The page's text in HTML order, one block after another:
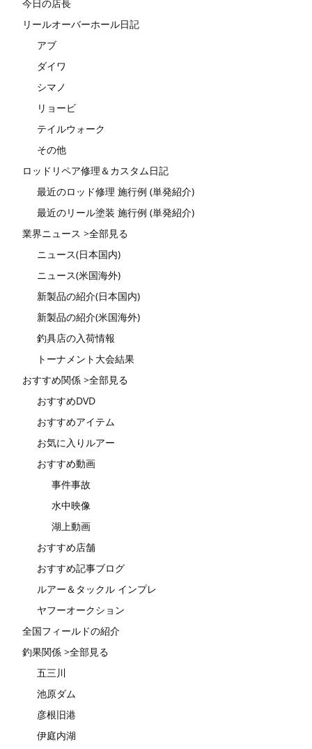
今日の店長
リールオーバーホール日記
アブ
ダイワ
シマノ
リョービ
テイルウォーク
その他
ロッドリペア修理＆カスタム日記
最近のロッド修理 施行例 (単発紹介)
最近のリール塗装 施行例 (単発紹介)
業界ニュース >全部見る
ニュース(日本国内)
ニュース(米国海外)
新製品の紹介(日本国内)
新製品の紹介(米国海外)
釣具店の入荷情報
トーナメント大会結果
おすすめ関係 >全部見る
おすすめDVD
おすすめアイテム
お気に入りルアー
おすすめ動画
事件事故
水中映像
湖上動画
おすすめ店舗
おすすめ記事ブログ
ルアー＆タックル インプレ
ヤフーオークション
全国フィールドの紹介
釣果関係 >全部見る
五三川
池原ダム
彦根旧港
伊庭内湖